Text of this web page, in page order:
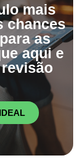
mais
chances
as
aqui e